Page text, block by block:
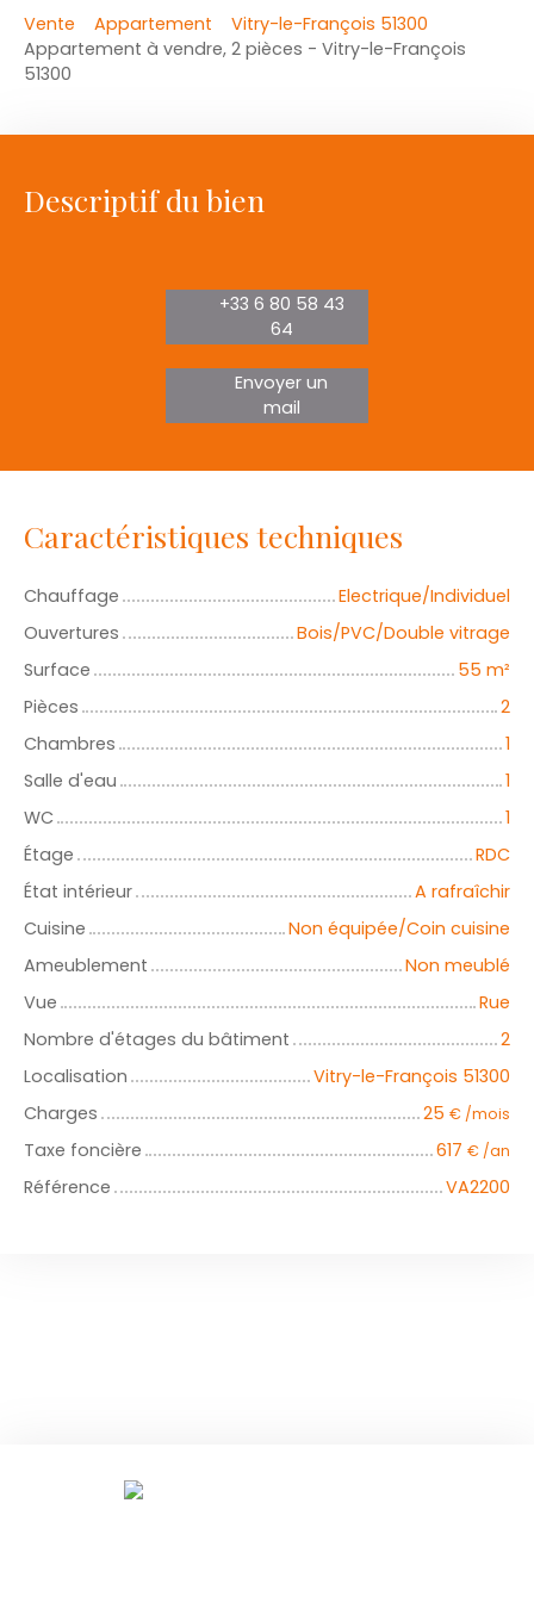
Vente Appartement
Vitry-le-François 51300
Appartement à vendre, 2 pièces - Vitry-le-François
51300
Descriptif du bien
+33 6 80 58 43
64
Envoyer un
mail
Caractéristiques techniques
Chauffage
Electrique/Individuel
Ouvertures
Bois/PVC/Double vitrage
Surface
55 m²
Pièces
2
Chambres
1
Salle d'eau
1
WC
1
Étage
RDC
État intérieur
A rafraîchir
Cuisine
Non équipée/Coin cuisine
Ameublement
Non meublé
Vue
Rue
Nombre d'étages du bâtiment
2
Localisation
Vitry-le-François 51300
Charges
25 € /mois
Taxe foncière 617 € /an
Référence VA2200